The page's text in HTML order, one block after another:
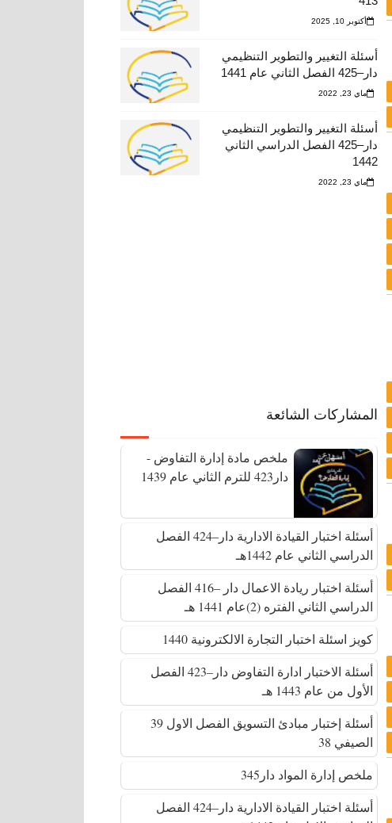
أكتوبر 10, 2025
أسئلة التغيير والتطوير التنظيمي
دار–425 الفصل الثاني عام 1441
ماي 23, 2022
أسئلة التغيير والتطوير التنظيمي
دار–425 الفصل الدراسي الثاني
1442
ماي 23, 2022
المشاركات الشائعة
ملخص مادة إدارة التفاوض -
دار423 للترم الثاني عام 1439
أسئلة اختبار القيادة الادارية دار–424 الفصل
الدراسي الثاني عام 1442هـ
أسئلة اختبار ريادة الاعمال دار –416 الفصل
الدراسي الثاني الفتره (2)عام 1441 هـ
كويز اسئلة اختبار التجارة الالكترونية 1440
أسئلة الاختبار ادارة التفاوض دار–423 الفصل
الأول من عام 1443 هـ
أسئلة إختبار مبادئ التسويق الفصل الاول 39
الصيفي 38
ملخص إدارة المواد دار345
أسئلة اختبار القيادة الادارية دار–424 الفصل